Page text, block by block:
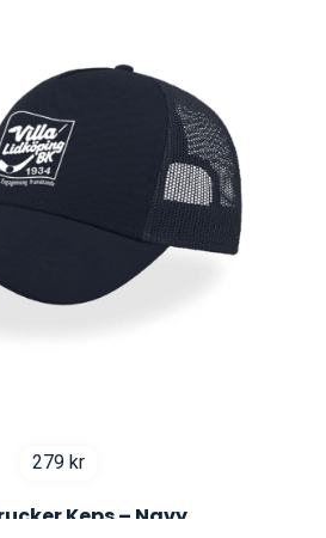
279 kr
Keps – Navy